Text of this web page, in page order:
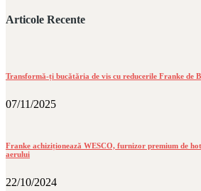
Articole Recente
Transformă-ți bucătăria de vis cu reducerile Franke de
07/11/2025
Franke achiziționează WESCO, furnizor premium de
aerului
22/10/2024